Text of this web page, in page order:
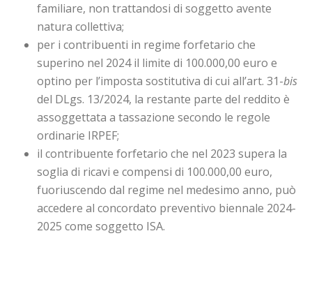
familiare, non trattandosi di soggetto avente
natura collettiva;
per i contribuenti in regime forfetario che
superino nel 2024 il limite di 100.000,00 euro e
optino per l’imposta sostitutiva di cui all’art. 31-bis
del DLgs. 13/2024, la restante parte del reddito è
assoggettata a tassazione secondo le regole
ordinarie IRPEF;
il contribuente forfetario che nel 2023 supera la
soglia di ricavi e compensi di 100.000,00 euro,
fuoriuscendo dal regime nel medesimo anno, può
accedere al concordato preventivo biennale 2024-
2025 come soggetto ISA.